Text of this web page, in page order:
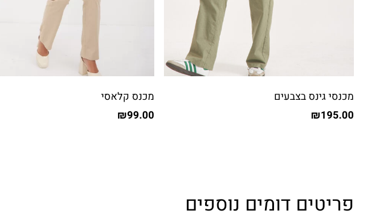
מכנסי גינס בצבעים
₪195.00
מכנס קלאסי
₪99.00
פריטים דומים נוספים